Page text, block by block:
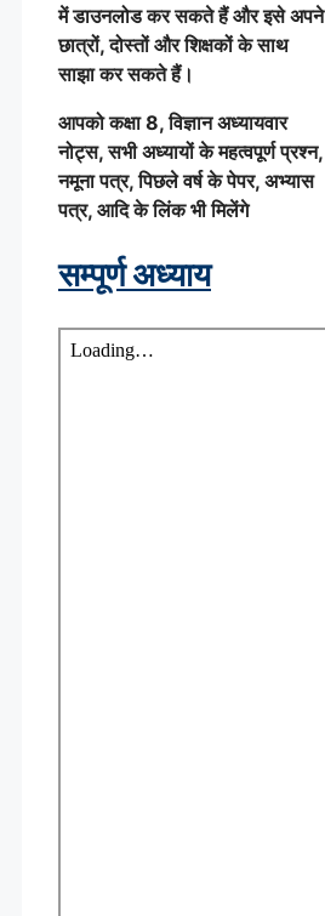
में डाउनलोड कर सकते हैं और इसे अपने
छात्रों, दोस्तों और शिक्षकों के साथ
साझा कर सकते हैं।
आपको कक्षा 8, विज्ञान अध्यायवार
नोट्स, सभी अध्यायों के महत्वपूर्ण प्रश्न,
नमूना पत्र, पिछले वर्ष के पेपर, अभ्यास
पत्र, आदि के लिंक भी मिलेंगे
सम्पूर्ण अध्याय